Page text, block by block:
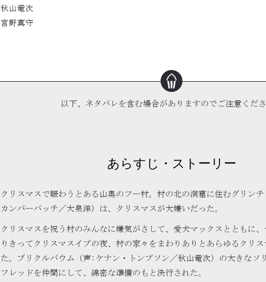
秋山竜次
宮野真守
以下、ネタバレを含む場合がありますのでご注意くださ
あらすじ・ストーリー
クリスマスで賑わうとある山奥のフー村。村の北の洞窟に住むグリン
カンバーバッチ／大泉洋）は、クリスマスが大嫌いだった。
クリスマスを祝う村のみんなに嫌気がさして、愛犬マックスとともに
りきってクリスマスイブの夜、村の家々をまわりありとあらゆるクリス
た。ブリクルバウム（声:ケナン・トンプソン／秋山竜次）の大きなソ
フレッドを仲間にして、綿密な準備のもと決行された。